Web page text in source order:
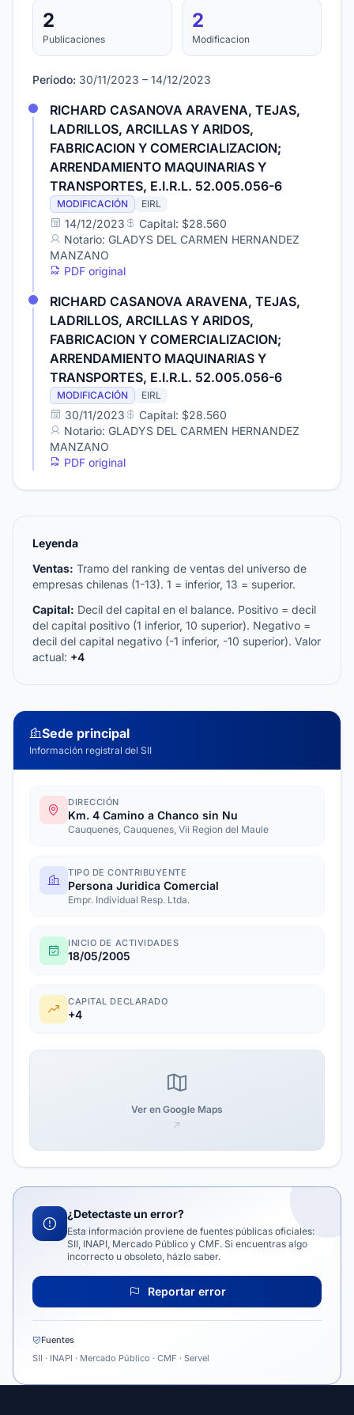
2
Publicaciones
2
Modificacion
Período: 30/11/2023 – 14/12/2023
RICHARD CASANOVA ARAVENA, TEJAS,
LADRILLOS, ARCILLAS Y ARIDOS,
FABRICACION Y COMERCIALIZACION;
ARRENDAMIENTO MAQUINARIAS Y
TRANSPORTES, E.I.R.L. 52.005.056-6
MODIFICACIÓN EIRL
14/12/2023
Capital: $28.560
Notario: GLADYS DEL CARMEN HERNANDEZ
MANZANO
PDF original
RICHARD CASANOVA ARAVENA, TEJAS,
LADRILLOS, ARCILLAS Y ARIDOS,
FABRICACION Y COMERCIALIZACION;
ARRENDAMIENTO MAQUINARIAS Y
TRANSPORTES, E.I.R.L. 52.005.056-6
MODIFICACIÓN EIRL
30/11/2023
Capital: $28.560
Notario: GLADYS DEL CARMEN HERNANDEZ
MANZANO
PDF original
Leyenda
Ventas: Tramo del ranking de ventas del universo de
empresas chilenas (1-13). 1 = inferior, 13 = superior.
Capital: Decil del capital en el balance. Positivo = decil
del capital positivo (1 inferior, 10 superior). Negativo =
decil del capital negativo (-1 inferior, -10 superior). Valor
actual: +4
Sede principal
Información registral del SII
DIRECCIÓN
Km. 4 Camino a Chanco sin Nu
Cauquenes, Cauquenes, Vii Region del Maule
TIPO DE CONTRIBUYENTE
Persona Juridica Comercial
Empr. Individual Resp. Ltda.
INICIO DE ACTIVIDADES
18/05/2005
CAPITAL DECLARADO
+4
Ver en Google Maps
¿Detectaste un error?
Esta información proviene de fuentes públicas oficiales:
SII, INAPI, Mercado Público y CMF. Si encuentras algo
incorrecto u obsoleto, házlo saber.
Reportar error
Fuentes
SII · INAPI · Mercado Público · CMF · Servel